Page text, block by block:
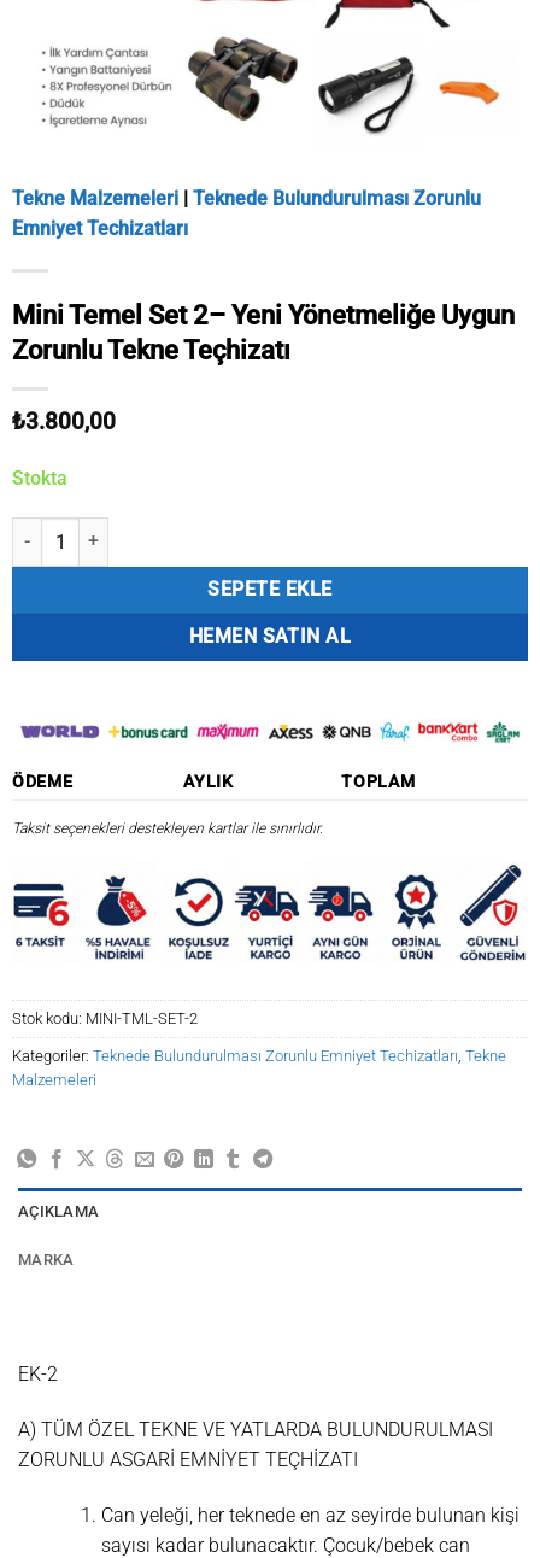
Tekne Malzemeleri | Teknede Bulundurulması Zorunlu
Emniyet Techizatları
Mini Temel Set 2– Yeni Yönetmeliğe Uygun
Zorunlu Tekne Teçhizatı
₺3.800,00
Stokta
Mini Temel Set 2– Yeni Yönetmeliğe Uygun Zorunlu Tekne Teçhizatı
SEPETE EKLE
HEMEN SATIN AL
ÖDEME AYLIK TOPLAM
Taksit seçenekleri destekleyen kartlar ile sınırlıdır.
Stok kodu: MINI-TML-SET-2
Kategoriler: Teknede Bulundurulması Zorunlu Emniyet Techizatları Tekne
Malzemeleri
AÇIKLAMA
MARKA
EK-2
A) TÜM ÖZEL TEKNE VE YATLARDA BULUNDURULMASI
ZORUNLU ASGARİ EMNİYET TEÇHİZATI
Can yeleği, her teknede en az seyirde bulunan kişi
sayısı kadar bulunacaktır. Çocuk/bebek can